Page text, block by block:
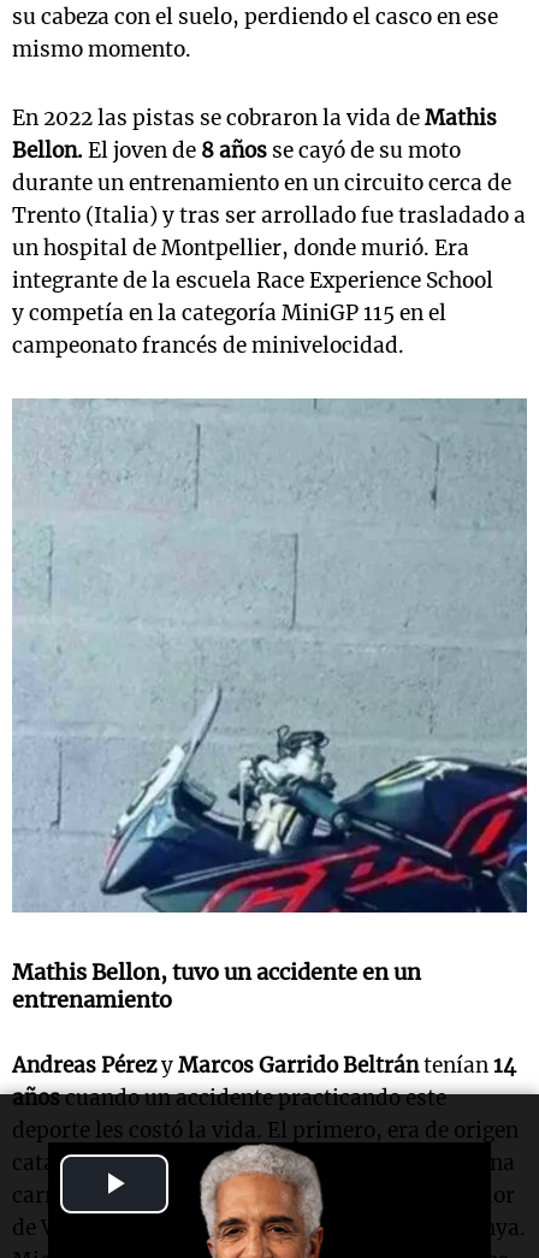
Play
Video
su cabeza con el suelo, perdiendo el casco en ese
mismo momento.
En 2022 las pistas se cobraron la vida deMathis
Bellon. El joven de 8 años se cayó de su moto
durante un entrenamiento en un circuito cerca de
Trento (Italia) y tras ser arrollado fue trasladado a
un hospital de Montpellier, donde murió. Era
integrante de la escuela Race Experience School
y competía en la categoría MiniGP 115 en el
campeonato francés de minivelocidad.
Mathis Bellon, tuvo un accidente en un
entrenamiento
Andreas PérezyMarcos Garrido Beltrántenían14
añoscuando un accidente practicando este
deporte les costó la vida. El primero, era de origen
catalán y murió en 2018, tras ser arrollado en una
carrera del FIM-CEV Repsol, en el mundial Junior
de Velocidad en el Circuit de Barcelona-Catalunya.